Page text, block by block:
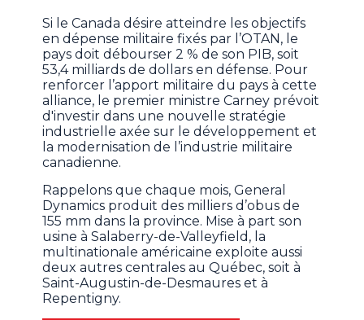
Si le Canada désire atteindre les objectifs
en dépense militaire fixés par l’OTAN, le
pays doit débourser 2 % de son PIB, soit
53,4 milliards de dollars en défense. Pour
renforcer l’apport militaire du pays à cette
alliance, le premier ministre Carney prévoit
d'investir dans une nouvelle stratégie
industrielle axée sur le développement et
la modernisation de l’industrie militaire
canadienne.
Rappelons que chaque mois, General
Dynamics produit des milliers d’obus de
155 mm dans la province. Mise à part son
usine à Salaberry-de-Valleyfield, la
multinationale américaine exploite aussi
deux autres centrales au Québec, soit à
Saint-Augustin-de-Desmaures et à
Repentigny.